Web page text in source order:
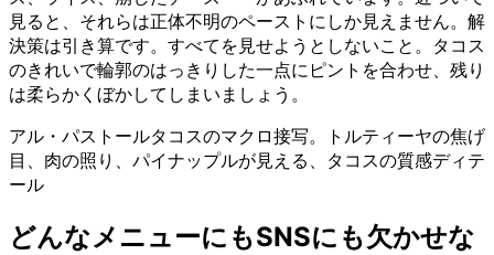
見ると、それらは正体不明のペーストにしか見えません。解
決策は引き算です。すべてを見せようとしないこと。タコス
のきれいで輪郭のはっきりした一点にピントを合わせ、残り
は柔らかくぼかしてしまいましょう。
アル・パストールタコスのマクロ接写。トルティーヤの焦げ
目、肉の照り、パイナップルが見える、タコスの質感ディテ
ール
どんなメニューにもSNSにも欠かせな